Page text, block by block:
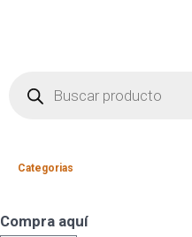
Categorias
Compra aquí